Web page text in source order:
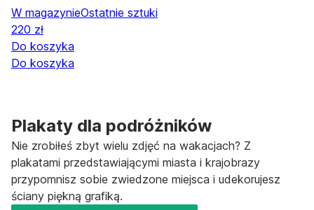
W magazynieOstatnie sztuki
220 zł
Do koszyka
Do koszyka
Plakaty dla podróżników
Nie zrobiłeś zbyt wielu zdjęć na wakacjach? Z
plakatami przedstawiającymi miasta i krajobrazy
przypomnisz sobie zwiedzone miejsca i udekorujesz
ściany piękną grafiką.